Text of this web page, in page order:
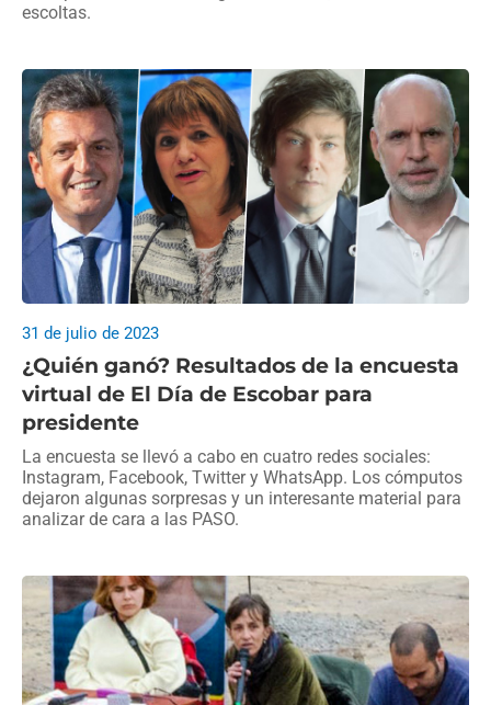
escoltas.
¿Quién ganó? Resultados de la encuesta
virtual de El Día de Escobar para
presidente
31 de julio de 2023
La encuesta se llevó a cabo en cuatro redes sociales:
Instagram, Facebook, Twitter y WhatsApp. Los cómputos
dejaron algunas sorpresas y un interesante material para
analizar de cara a las PASO.